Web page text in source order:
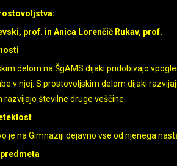
prof. in Anica Lorenčič Rukav, prof.
delom na ŠgAMS dijaki pridobivajo
v njej. S prostovoljskim delom dijaki
razvijajo številne druge veščine.
je na Gimnaziji dejavno vse od njenega